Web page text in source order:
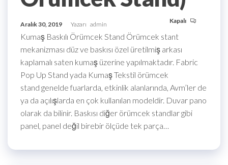
Aralık 30, 2019 Yazarı admin Kapalı
Kumaş Baskılı Örümcek Stand Örümcek stant
mekanizması düz ve baskısı özel üretilmiş arkası
kaplamalı saten kumaş üzerine yapılmaktadır. Fabric
Pop Up Stand yada Kumaş Tekstil örümcek
stand genelde fuarlarda, etkinlik alanlarında, Avm’ler de
ya da açılışlarda en çok kullanılan modeldir. Duvar pano
olarak da bilinir. Baskısı diğer örümcek standlar gibi
panel, panel değil birebir ölçüde tek parça…